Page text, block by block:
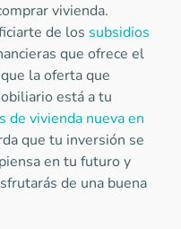
vivienda.
de los subsidios
que ofrece el
la oferta que
está a tu
de vivienda nueva en
que tu inversión se
en tu futuro y
de una buena